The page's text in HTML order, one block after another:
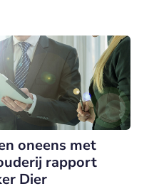
oneens met
rapport
Dier